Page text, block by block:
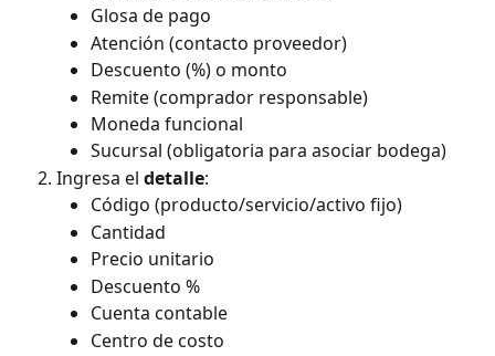
Glosa de pago
Atención (contacto proveedor)
Descuento (%) o monto
Remite (comprador responsable)
Moneda funcional
Sucursal (obligatoria para asociar bodega)
Ingresa el detalle:
Código (producto/servicio/activo fijo)
Cantidad
Precio unitario
Descuento %
Cuenta contable
Centro de costo